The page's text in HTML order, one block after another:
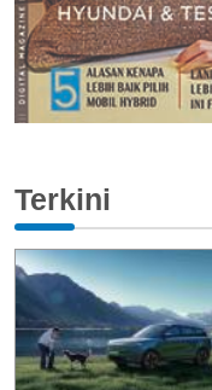
Terkini